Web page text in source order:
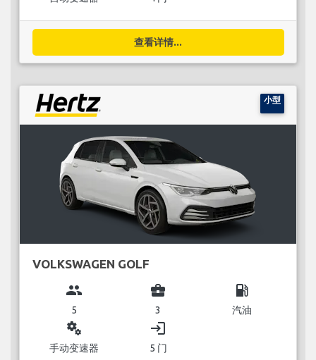
查看详情...
小型
VOLKSWAGEN GOLF
group
5
business_center
3
local_gas_station
汽油
miscellaneous_services
手动变速器
login
5 门